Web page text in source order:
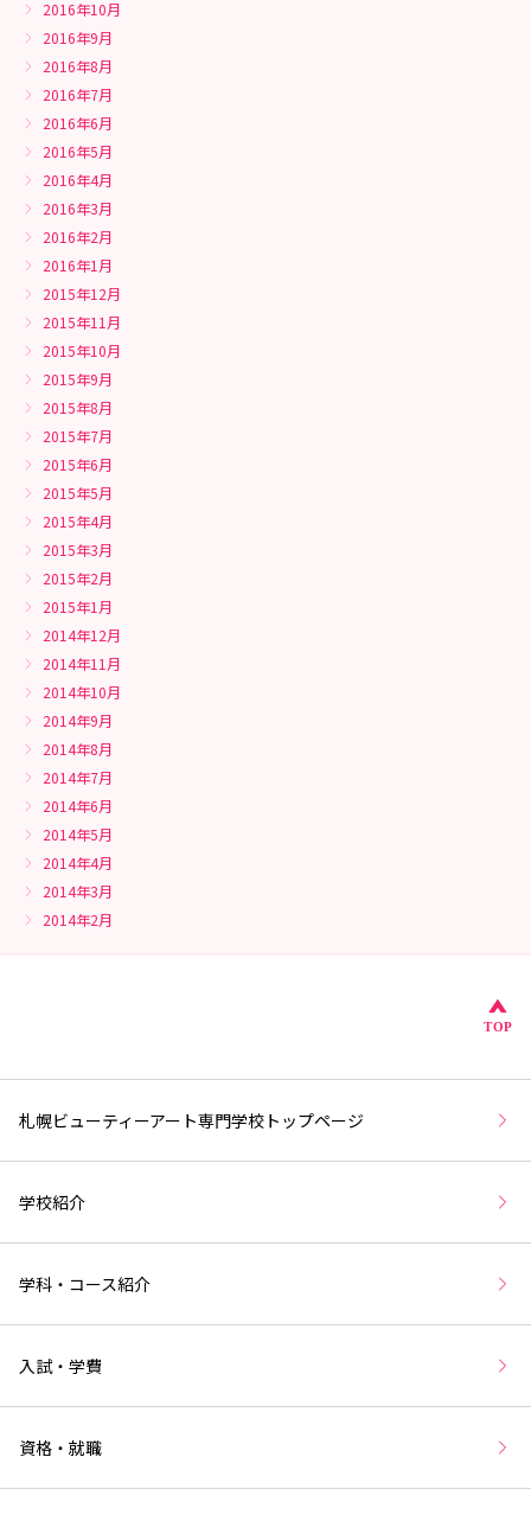
2016年10月
2016年9月
2016年8月
2016年7月
2016年6月
2016年5月
2016年4月
2016年3月
2016年2月
2016年1月
2015年12月
2015年11月
2015年10月
2015年9月
2015年8月
2015年7月
2015年6月
2015年5月
2015年4月
2015年3月
2015年2月
2015年1月
2014年12月
2014年11月
2014年10月
2014年9月
2014年8月
2014年7月
2014年6月
2014年5月
2014年4月
2014年3月
2014年2月
こ
TOP
札幌ビューティーアート専門学校トップページ
学校紹介
学科・コース紹介
入試・学費
資格・就職